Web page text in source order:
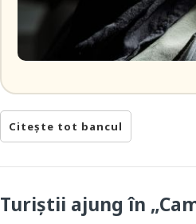
Citește tot bancul
Turiștii ajung în